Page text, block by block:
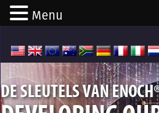
DE SLEUTELS VAN ENOCH
Menu